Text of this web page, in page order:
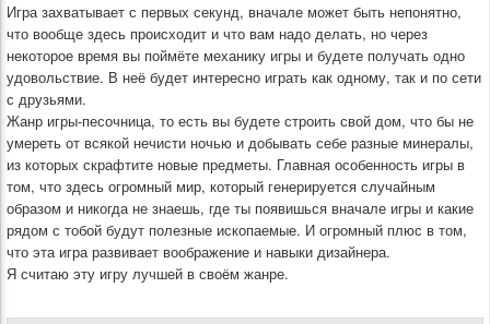
Игра захватывает с первых секунд, вначале может быть непонятно,
что вообще здесь происходит и что вам надо делать, но через
некоторое время вы поймёте механику игры и будете получать одно
удовольствие. В неё будет интересно играть как одному, так и по сети
с друзьями.
Жанр игры-песочница, то есть вы будете строить свой дом, что бы не
умереть от всякой нечисти ночью и добывать себе разные минералы,
из которых скрафтите новые предметы. Главная особенность игры в
том, что здесь огромный мир, который генерируется случайным
образом и никогда не знаешь, где ты появишься вначале игры и какие
рядом с тобой будут полезные ископаемые. И огромный плюс в том,
что эта игра развивает воображение и навыки дизайнера.
Я считаю эту игру лучшей в своём жанре.